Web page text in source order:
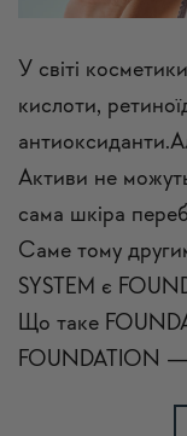
У світі
кислоти,
Активи не
сама шкіра
Саме тому
SYSTEM є
Що таке
FOUNDATION